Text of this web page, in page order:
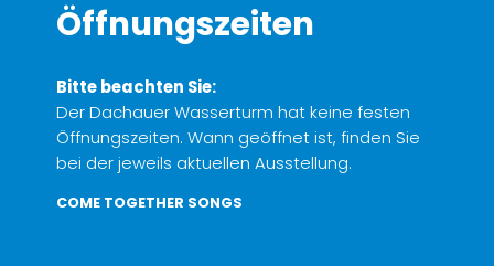
Öffnungszeiten
Bitte beachten Sie:
Der Dachauer Wasserturm hat keine festen
Öffnungszeiten. Wann geöffnet ist, finden Sie
bei der jeweils aktuellen Ausstellung.
COME TOGETHER SONGS